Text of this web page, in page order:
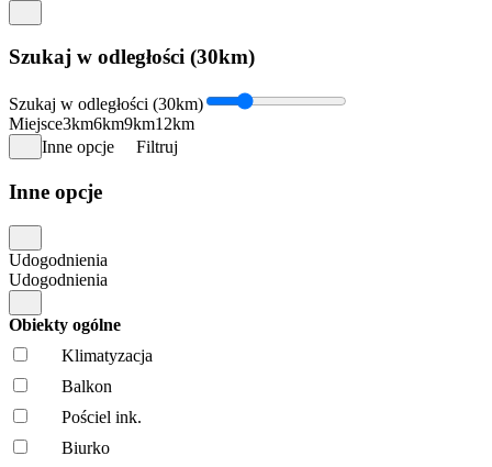
Szukaj w odległości (30km)
Szukaj w odległości (30km)
Miejsce3km6km9km12km
Inne opcje
Filtruj
Inne opcje
Udogodnienia
Udogodnienia
Obiekty ogólne
Klimatyzacja
Balkon
Pościel ink.
Biurko